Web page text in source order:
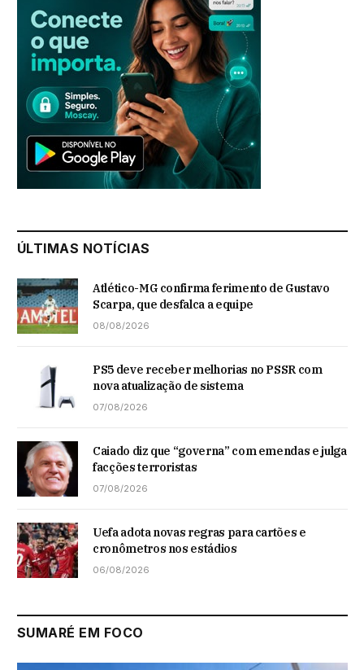
ÚLTIMAS NOTÍCIAS
Atlético-MG confirma ferimento de Gustavo
Scarpa, que desfalca a equipe
08/08/2026
PS5 deve receber melhorias no PSSR com
nova atualização de sistema
07/08/2026
Caiado diz que “governa” com emendas e julga
facções terroristas
07/08/2026
Uefa adota novas regras para cartões e
cronômetros nos estádios
06/08/2026
SUMARÉ EM FOCO